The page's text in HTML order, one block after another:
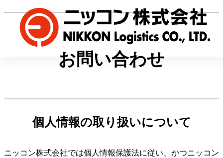
お問い合わせ
個人情報の取り扱いについて
ニッコン株式会社では個人情報保護法に従い、かつニッコン